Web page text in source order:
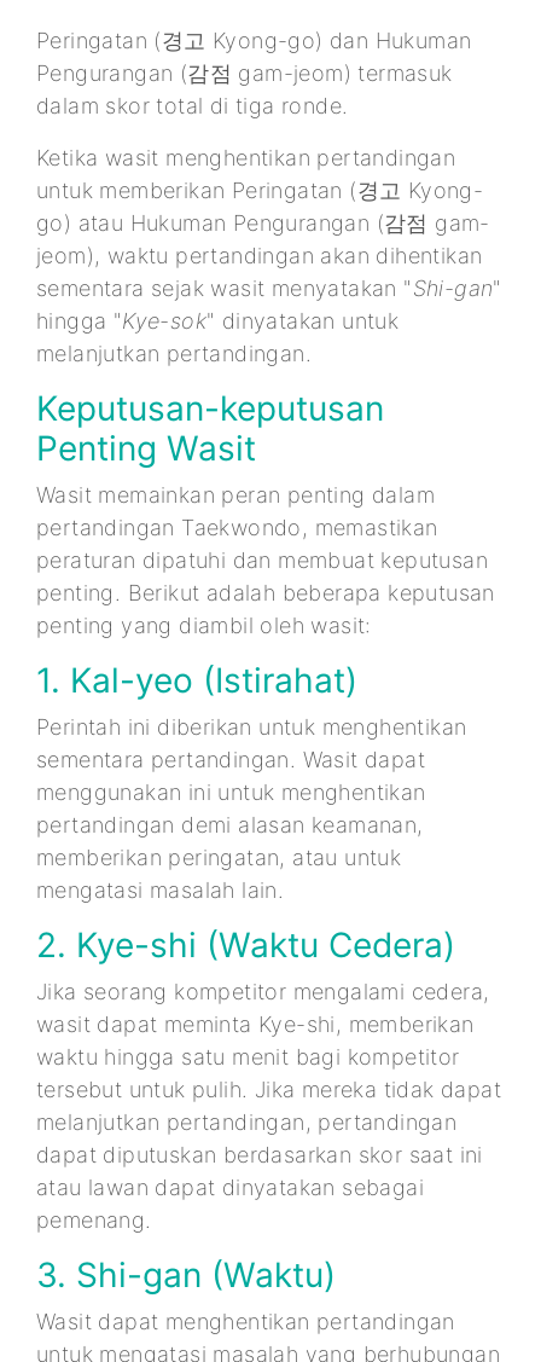
Peringatan (경고 Kyong-go) dan Hukuman
Pengurangan (감점 gam-jeom) termasuk
dalam skor total di tiga ronde.
Ketika wasit menghentikan pertandingan
untuk memberikan Peringatan (경고 Kyong-
go) atau Hukuman Pengurangan (감점 gam-
jeom), waktu pertandingan akan dihentikan
sementara sejak wasit menyatakan "Shi-gan"
hingga "Kye-sok" dinyatakan untuk
melanjutkan pertandingan.
Keputusan-keputusan
Penting Wasit
Wasit memainkan peran penting dalam
pertandingan Taekwondo, memastikan
peraturan dipatuhi dan membuat keputusan
penting. Berikut adalah beberapa keputusan
penting yang diambil oleh wasit:
1. Kal-yeo (Istirahat)
Perintah ini diberikan untuk menghentikan
sementara pertandingan. Wasit dapat
menggunakan ini untuk menghentikan
pertandingan demi alasan keamanan,
memberikan peringatan, atau untuk
mengatasi masalah lain.
2. Kye-shi (Waktu Cedera)
Jika seorang kompetitor mengalami cedera,
wasit dapat meminta Kye-shi, memberikan
waktu hingga satu menit bagi kompetitor
tersebut untuk pulih. Jika mereka tidak dapat
melanjutkan pertandingan, pertandingan
dapat diputuskan berdasarkan skor saat ini
atau lawan dapat dinyatakan sebagai
pemenang.
3. Shi-gan (Waktu)
Wasit dapat menghentikan pertandingan
untuk mengatasi masalah yang berhubungan